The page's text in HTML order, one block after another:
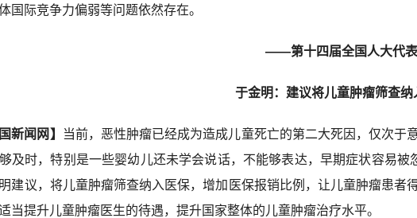
国际竞争力偏弱等问题依然存在。
——第十四届全国人大代表
于金明：建议将儿童肿瘤筛查纳
新闻网】
当前，恶性肿瘤已经成为造成儿童死亡的第二大死因，仅次于
及时，特别是一些婴幼儿还未学会说话，不能够表达，早期症状容易被
建议，将儿童肿瘤筛查纳入医保，增加医保报销比例，让儿童肿瘤患者
当提升儿童肿瘤医生的待遇，提升国家整体的儿童肿瘤治疗水平。